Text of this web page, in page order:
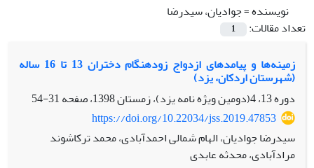
نویسنده =جوادیان، سیدرضا
تعداد مقالات:
1
زمینه‌ها و پیامدهای ازدواج زودهنگام دختران 13 تا 16 ساله
(شهرستان اردکان، یزد)
دوره 13، 4(دومین ویژه نامه یزد)، زمستان 1398، صفحه
31-54
https://doi.org/10.22034/jss.2019.47853
سیدرضا جوادیان، الهام شمالی احمدآبادی، محمد ترکاشوند
مرادآبادی، محدثه عابدی